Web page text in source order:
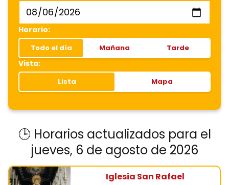
Horario:
Todo el día Mañana Tarde
Vista:
Lista Mapa
🕒 Horarios actualizados para el
jueves, 6 de agosto de 2026
Iglesia San Rafael